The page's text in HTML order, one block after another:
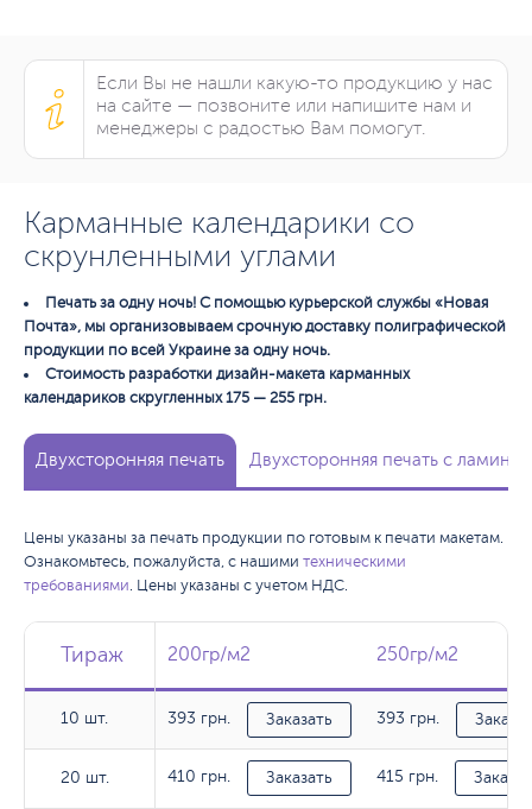
Если Вы не нашли какую-то продукцию у нас
на сайте — позвоните или напишите нам и
менеджеры с радостью Вам помогут.
Карманные календарики со
скрунленными углами
Печать за одну ночь! С помощью курьерской службы «Новая
Почта», мы организовываем срочную доставку полиграфической
продукции по всей Украине за одну ночь.
Стоимость разработки дизайн-макета карманных
календариков скругленных 175 — 255 грн.
Двухсторонняя печать Двухсторонняя печать с
Цены указаны за печать продукции по готовым к печати макетам.
Ознакомьтесь, пожалуйста, с нашими техническими
требованиями . Цены указаны с учетом НДС.
Тираж
10 шт.
20 шт.
Тираж 200гр/м2 250гр/м2
Тираж 200гр/м2 250гр/м2
10 шт. 393 грн. Заказать 393 грн.
20 шт. 410 грн. Заказать 415 грн.